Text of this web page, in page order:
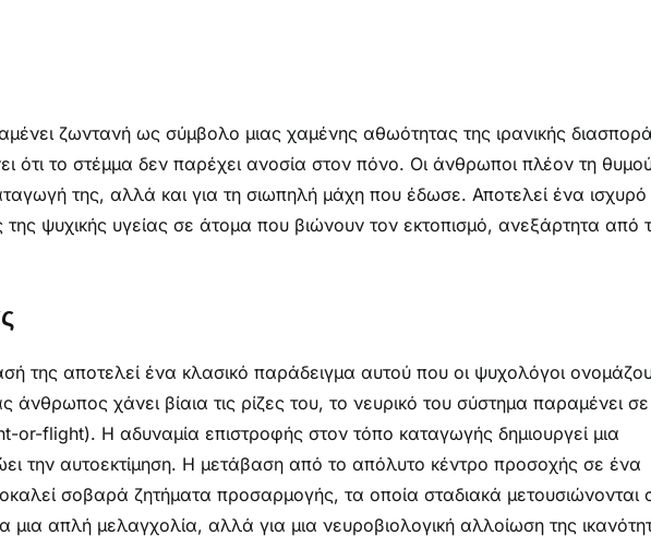
ζωντανή ως σύμβολο μιας χαμένης αθωότητας της ιρανικής
ότι το στέμμα δεν παρέχει ανοσία στον πόνο. Οι άνθρωποι πλέον τη
της, αλλά και για τη σιωπηλή μάχη που έδωσε. Αποτελεί ένα ισχυρό
της ψυχικής υγείας σε άτομα που βιώνουν τον εκτοπισμό, ανεξάρτητα από
της αποτελεί ένα κλασικό παράδειγμα αυτού που οι ψυχολόγοι
άνθρωπος χάνει βίαια τις ρίζες του, το νευρικό του σύστημα παραμένει σε
or-flight). Η αδυναμία επιστροφής στον τόπο καταγωγής δημιουργεί μια
την αυτοεκτίμηση. Η μετάβαση από το απόλυτο κέντρο προσοχής σε ένα
σοβαρά ζητήματα προσαρμογής, τα οποία σταδιακά μετουσιώνονται
μια απλή μελαγχολία, αλλά για μια νευροβιολογική αλλοίωση της